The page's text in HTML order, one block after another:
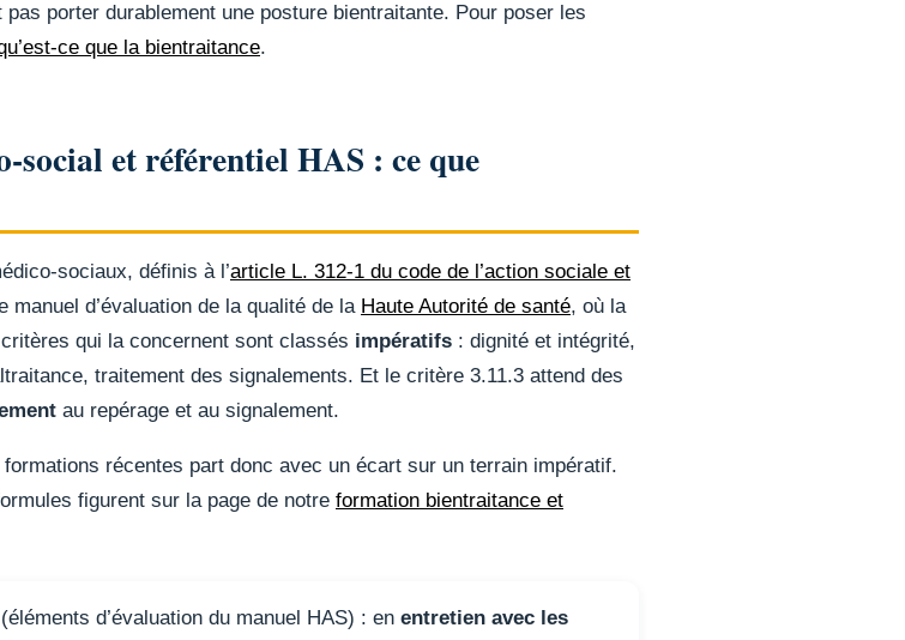
porter durablement une posture bientraitante. Pour poser les
ce que la bientraitance.
et référentiel HAS : ce que
sociaux, définis à l’article L. 312-1 du code de l’action sociale et
d’évaluation de la qualité de la Haute Autorité de santé, où la
qui la concernent sont classés impératifs : dignité et intégrité,
traitement des signalements. Et le critère 3.11.3 attend des
au repérage et au signalement.
récentes part donc avec un écart sur un terrain impératif.
figurent sur la page de notre formation bientraitance et
(éléments d’évaluation du manuel HAS) : en entretien avec les